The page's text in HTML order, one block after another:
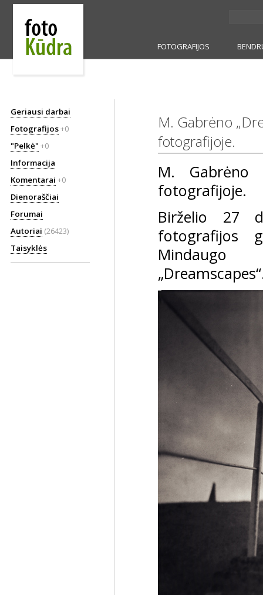
FOTOGRAFIJOS
Geriausi darbai
Fotografijos+0
"Pelkė" +0
Informacija
Komentarai +0
Dienoraščiai
Forumai
Autoriai (26423)
Taisyklės
M. Gabrėno
fotografijoje.
M. Gabrėno
fotografijoje.
Birželio 27
fotografijos
Mindaugo